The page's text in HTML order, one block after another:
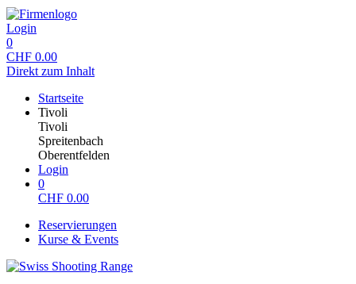
Login
0
CHF 0.00
Direkt zum Inhalt
Startseite
Tivoli
Tivoli
Spreitenbach
Oberentfelden
Login
0
CHF 0.00
Reservierungen
Kurse & Events